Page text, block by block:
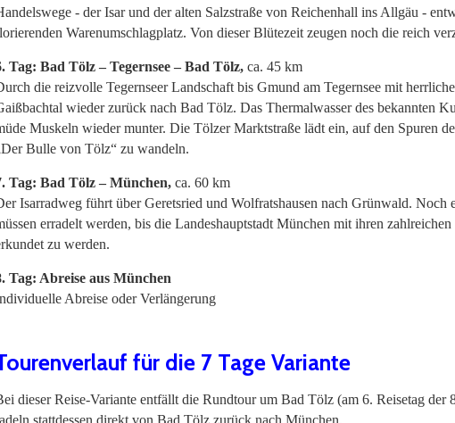
- der Isar und der alten Salzstraße von Reichenhall ins Allgäu -
Warenumschlagplatz. Von dieser Blütezeit zeugen noch die reich
Tag: Bad Tölz – Tegernsee – Bad Tölz,ca. 45 km
die reizvolle Tegernseer Landschaft bis Gmund am Tegernsee mit
wieder zurück nach Bad Tölz. Das Thermalwasser des bekannten
Muskeln wieder munter. Die Tölzer Marktstraße lädt ein, auf den Spuren
Bulle von Tölz“ zu wandeln.
Tag: Bad Tölz – München,ca. 60 km
Isarradweg führt über Geretsried und Wolfratshausen nach Grünwald. Noch
erradelt werden, bis die Landeshauptstadt München mit ihren
zu werden.
Tag: Abreise aus München
Abreise oder Verlängerung
für die 7 Tage Variante
dieser Reise-Variante entfällt die Rundtour um Bad Tölz (am 6. Reisetag der
stattdessen direkt von Bad Tölz zurück nach München.